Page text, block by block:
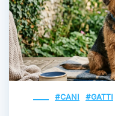
#CANI #GATTI